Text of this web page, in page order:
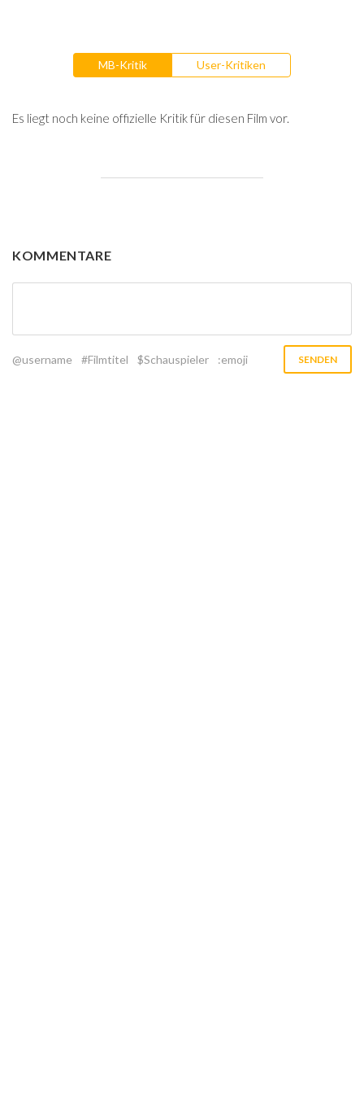
MB-Kritik User-Kritiken
Es liegt noch keine offizielle Kritik für diesen Film vor.
KOMMENTARE
@username #Filmtitel $Schauspieler :emoji